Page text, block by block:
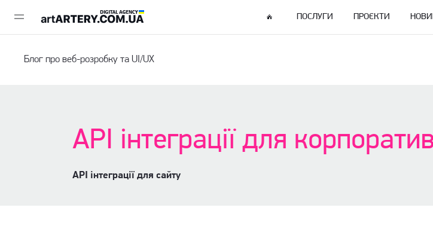
ПОСЛУГИ ПРОЄКТИ
Блог про веб-розробку та UI/UX
API інтеграції для
API інтеграції для сайту